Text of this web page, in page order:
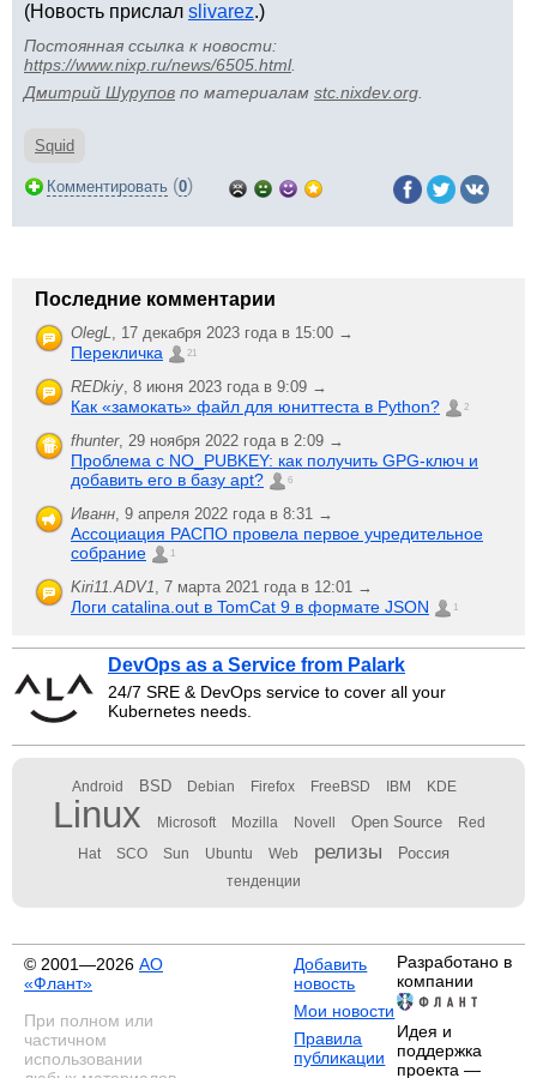
(Новость прислал slivarez.)
Постоянная ссылка к новости:
https://www.nixp.ru/news/6505.html.
Дмитрий Шурупов по материалам stc.nixdev.org
Squid
Комментировать (0)
Последние комментарии
OlegL, 17 декабря 2023 года в 15:00 →
Перекличка 21
REDkiy, 8 июня 2023 года в 9:09 →
Как «замокать» файл для юниттеста в Python? 2
fhunter, 29 ноября 2022 года в 2:09 →
Проблема с NO_PUBKEY: как получить GPG-ключ и
добавить его в базу apt?
6
Иванн, 9 апреля 2022 года в 8:31 →
Ассоциация РАСПО провела первое учредительное
собрание
1
Kiri11.ADV1, 7 марта 2021 года в 12:01 →
Логи catalina.out в TomCat 9 в формате JSON 1
DevOps as a Service from Palark
24/7 SRE & DevOps service to cover all your
Kubernetes needs.
Android BSD Debian Firefox FreeBSD IBM KDE
Linux Microsoft Mozilla Novell Open Source Red
Hat SCO Sun Ubuntu Web релизы Россия
тенденции
© 2001—2026 АО
«Флант»
При полном или
частичном
использовании
Добавить
новость
Мои новости
Правила
публикации
Разработано в
компании
Идея и
поддержка
проекта —